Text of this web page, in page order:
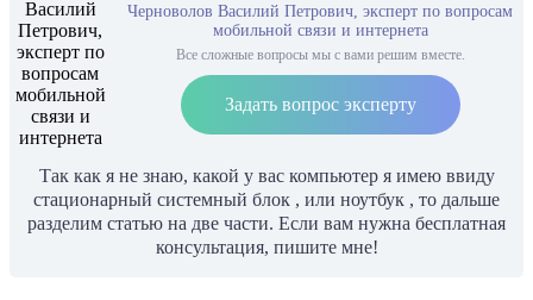
Черноволов Василий Петрович, эксперт по вопросам
мобильной связи и интернета
Все сложные вопросы мы с вами решим вместе.
Задать вопрос эксперту
Так как я не знаю, какой у вас компьютер я имею ввиду
стационарный системный блок , или ноутбук , то дальше
разделим статью на две части. Если вам нужна бесплатная
консультация, пишите мне!